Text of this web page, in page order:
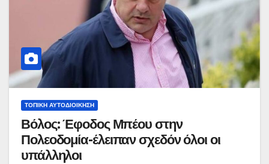
ΤΟΠΙΚΉ ΑΥΤΟΔΙΟΊΚΗΣΗ
Βόλος: Έφοδος Μπέου στην
Πολεοδομία-έλειπαν σχεδόν όλοι οι
υπάλληλοι